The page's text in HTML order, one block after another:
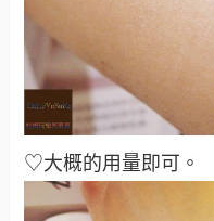
♡大概的用量即可 。